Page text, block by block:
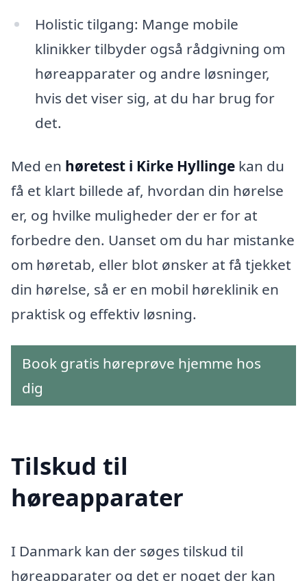
Holistic tilgang: Mange mobile
klinikker tilbyder også rådgivning om
høreapparater og andre løsninger,
hvis det viser sig, at du har brug for
det.
Med en høretest i Kirke Hyllinge kan du
få et klart billede af, hvordan din hørelse
er, og hvilke muligheder der er for at
forbedre den. Uanset om du har mistanke
om høretab, eller blot ønsker at få tjekket
din hørelse, så er en mobil høreklinik en
praktisk og effektiv løsning.
Book gratis høreprøve hjemme hos
dig
Tilskud til
høreapparater
I Danmark kan der søges tilskud til
høreapparater og det er noget der kan